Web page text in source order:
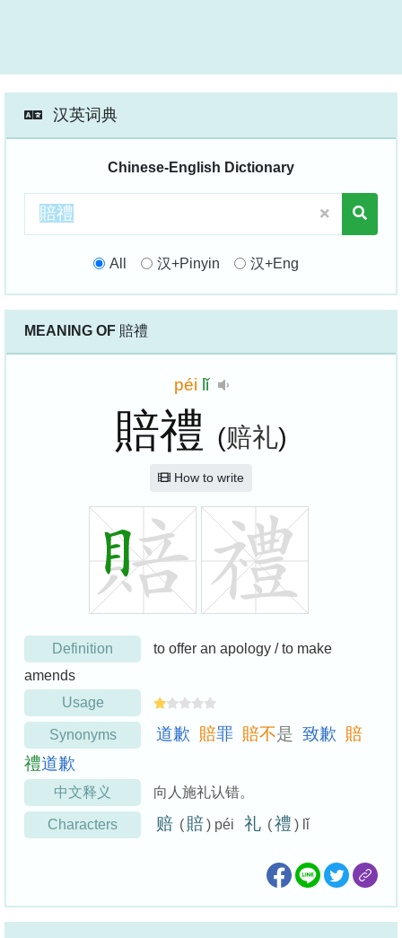
汉英词典
Chinese-English Dictionary
All 汉+Pinyin 汉+Eng
MEANING OF 賠禮
péi lǐ
賠禮 (赔礼)
How to write
Definition
to offer an apology / to make
amends
Usage
Synonyms 道歉 賠罪 賠不是 致歉 賠
禮道歉
中文释义 向人施礼认错。
Characters 赔 ( 賠) péi 礼 (禮 ) lǐ